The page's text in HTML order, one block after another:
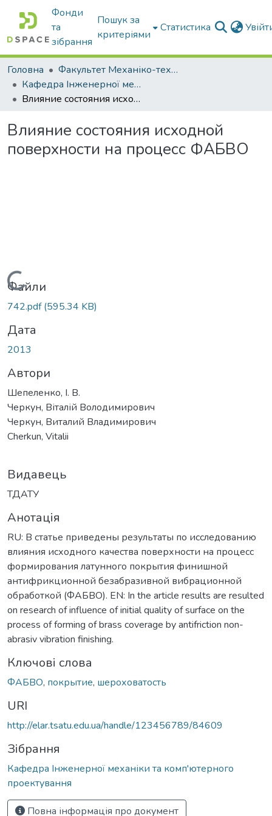
Фонди
та
зібрання
Пошук за
критеріями
Статистика
Головна
Факультет Механіко-технологічний
Кафедра Інженерної механіки та комп'ютерного проектування
Влияние состояния исходной поверхности на процесс ФАБВО
Влияние состояния исходной
поверхности на процесс ФАБВО
Вантажиться...
Файли
742.pdf(595.34 KB)
Дата
2013
Автори
Шепеленко, І. В.
Черкун, Віталій Володимирович
Черкун, Виталий Владимирович
Cherkun, Vitalii
Видавець
ТДАТУ
Анотація
RU: В статье приведены результаты по исследованию
влияния исходного качества поверхности на процесс
формирования латунного покрытия финишной
антифрикционной безабразивной вибрационной
обработкой (ФАБВО). EN: In the article results are resulted
on research of influence of initial quality of surface on the
process of forming of brass coverage by antifriction non-
abrasiv vibration finishing.
Ключові слова
ФАБВО, покрытие, шероховатость
URI
http://elar.tsatu.edu.ua/handle/123456789/84609
Зібрання
Кафедра Інженерної механіки та комп'ютерного
проектування
Повна інформація про документ